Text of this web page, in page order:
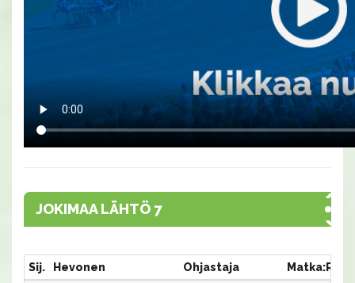
JOKIMAA LÄHTÖ 7
Sij. Hevonen Ohjastaja
Matka:Rata